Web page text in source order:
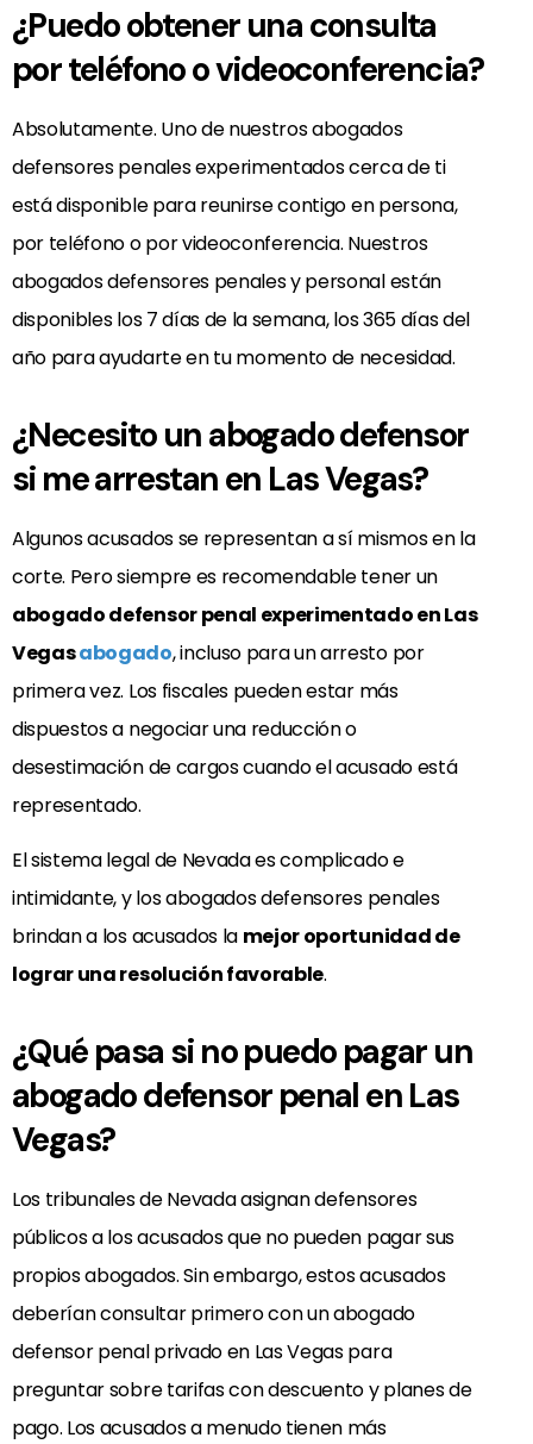
¿Puedo obtener una consulta
por teléfono o videoconferencia?
Absolutamente. Uno de nuestros abogados
defensores penales experimentados cerca de ti
está disponible para reunirse contigo en persona,
por teléfono o por videoconferencia. Nuestros
abogados defensores penales y personal están
disponibles los 7 días de la semana, los 365 días del
año para ayudarte en tu momento de necesidad.
¿Necesito un abogado defensor
si me arrestan en Las Vegas?
Algunos acusados se representan a sí mismos en la
corte. Pero siempre es recomendable tener un
abogado defensor penal experimentado en Las
Vegasabogado, incluso para un arresto por
primera vez. Los fiscales pueden estar más
dispuestos a negociar una reducción o
desestimación de cargos cuando el acusado está
representado.
El sistema legal de Nevada es complicado e
intimidante, y los abogados defensores penales
brindan a los acusados la mejor oportunidad de
lograr una resolución favorable.
¿Qué pasa si no puedo pagar un
abogado defensor penal en Las
Vegas?
Los tribunales de Nevada asignan defensores
públicos a los acusados que no pueden pagar sus
propios abogados. Sin embargo, estos acusados
deberían consultar primero con un abogado
defensor penal privado en Las Vegas para
preguntar sobre tarifas con descuento y planes de
pago. Los acusados a menudo tienen más